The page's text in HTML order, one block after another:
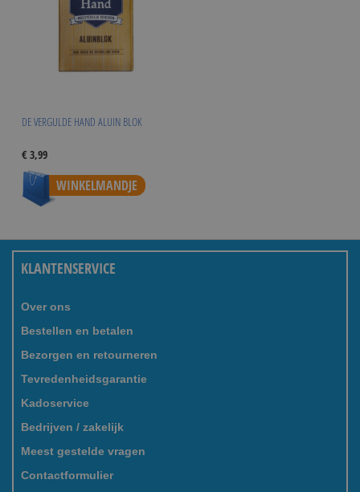
DE VERGULDE HAND ALUIN BLOK
€ 3,99
WINKELMANDJE
KLANTENSERVICE
Over ons
Bestellen en betalen
Bezorgen en retourneren
Tevredenheidsgarantie
Kadoservice
Bedrijven / zakelijk
Meest gestelde vragen
Contactformulier